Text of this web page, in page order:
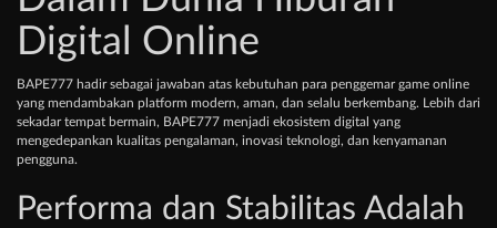
Digital Online
BAPE777 hadir sebagai jawaban atas kebutuhan para penggemar game online
yang mendambakan platform modern, aman, dan selalu berkembang. Lebih dari
sekadar tempat bermain, BAPE777 menjadi ekosistem digital yang
mengedepankan kualitas pengalaman, inovasi teknologi, dan kenyamanan
pengguna.
Performa dan Stabilitas Adalah